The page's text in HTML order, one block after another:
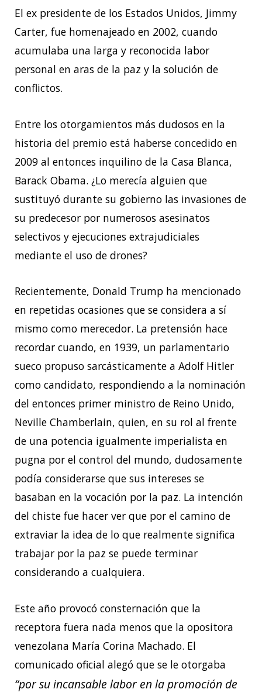
El ex presidente de los Estados Unidos, Jimmy
Carter, fue homenajeado en 2002, cuando
acumulaba una larga y reconocida labor
personal en aras de la paz y la solución de
conflictos.
Entre los otorgamientos más dudosos en la
historia del premio está haberse concedido en
2009 al entonces inquilino de la Casa Blanca,
Barack Obama. ¿Lo merecía alguien que
sustituyó durante su gobierno las invasiones de
su predecesor por numerosos asesinatos
selectivos y ejecuciones extrajudiciales
mediante el uso de drones?
Recientemente, Donald Trump ha mencionado
en repetidas ocasiones que se considera a sí
mismo como merecedor. La pretensión hace
recordar cuando, en 1939, un parlamentario
sueco propuso sarcásticamente a Adolf Hitler
como candidato, respondiendo a la nominación
del entonces primer ministro de Reino Unido,
Neville Chamberlain, quien, en su rol al frente
de una potencia igualmente imperialista en
pugna por el control del mundo, dudosamente
podía considerarse que sus intereses se
basaban en la vocación por la paz. La intención
del chiste fue hacer ver que por el camino de
extraviar la idea de lo que realmente significa
trabajar por la paz se puede terminar
considerando a cualquiera.
Este año provocó consternación que la
receptora fuera nada menos que la opositora
venezolana María Corina Machado. El
comunicado oficial alegó que se le otorgaba
“por su incansable labor en la promoción de